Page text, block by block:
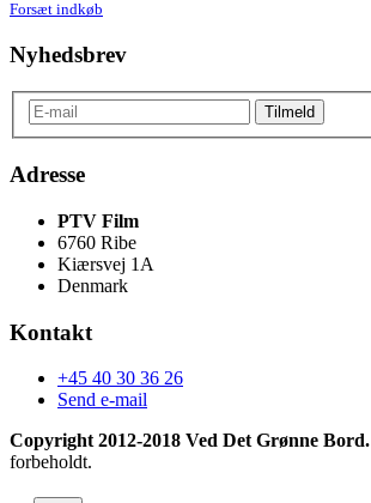
Forsæt indkøb
Nyhedsbrev
Adresse
PTV Film
6760 Ribe
Kiærsvej 1A
Denmark
Kontakt
+45 40 30 36 26
Send e-mail
Copyright 2012-2018 Ved Det Grønne Bord.
forbeholdt.